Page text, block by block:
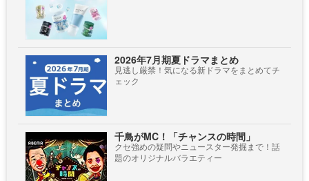
2026年7月期夏ドラマまとめ
見逃し厳禁！気になる新ドラマをまとめてチ
ェック
千鳥がMC！「チャンスの時間」
クセ強めの疑問やニュースター発掘まで！話
題のオリジナルバラエティー